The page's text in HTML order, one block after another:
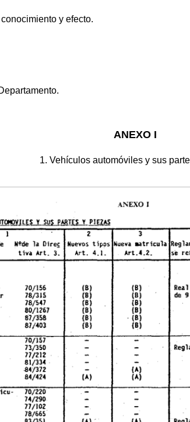
y efecto.
ANEXO I
1. Vehículos automóviles y sus